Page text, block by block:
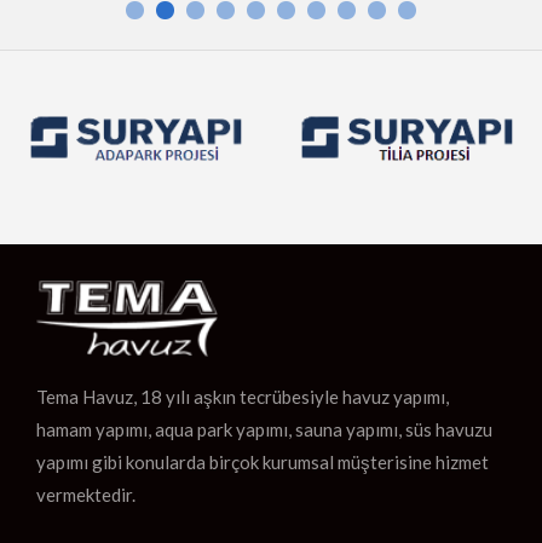
Tema Havuz, 18 yılı aşkın tecrübesiyle havuz yapımı,
hamam yapımı, aqua park yapımı, sauna yapımı, süs havuzu
yapımı gibi konularda birçok kurumsal müşterisine hizmet
vermektedir.